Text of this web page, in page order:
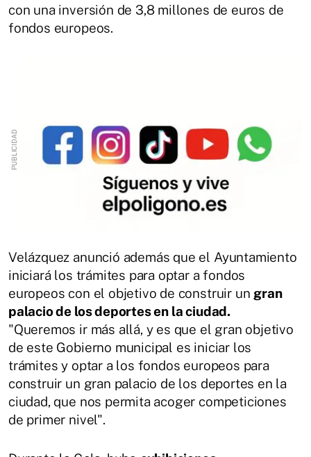
con una inversión de 3,8 millones de euros de
fondos europeos.
Velázquez anunció además que el Ayuntamiento
iniciará los trámites para optar a fondos
europeos con el objetivo de construir un gran
palacio de los deportes en la ciudad.
"Queremos ir más allá, y es que el gran objetivo
de este Gobierno municipal es iniciar los
trámites y optar a los fondos europeos para
construir un gran palacio de los deportes en la
ciudad, que nos permita acoger competiciones
de primer nivel".